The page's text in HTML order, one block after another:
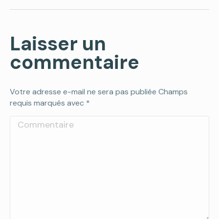
Laisser un
commentaire
Votre adresse e-mail ne sera pas publiée Champs
requis marqués avec *
Commentaire